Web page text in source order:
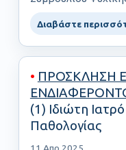
Διαβάστε
• ΠΡΟΣΚΛΗΣΗ
(1) Ιδιώτη
Παθολογίας